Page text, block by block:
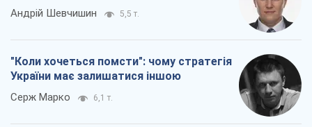
Андрій Шевчишин 5,5 т.
"Коли хочеться помсти": чому стратегія
України має залишатися іншою
Серж Марко 6,1 т.